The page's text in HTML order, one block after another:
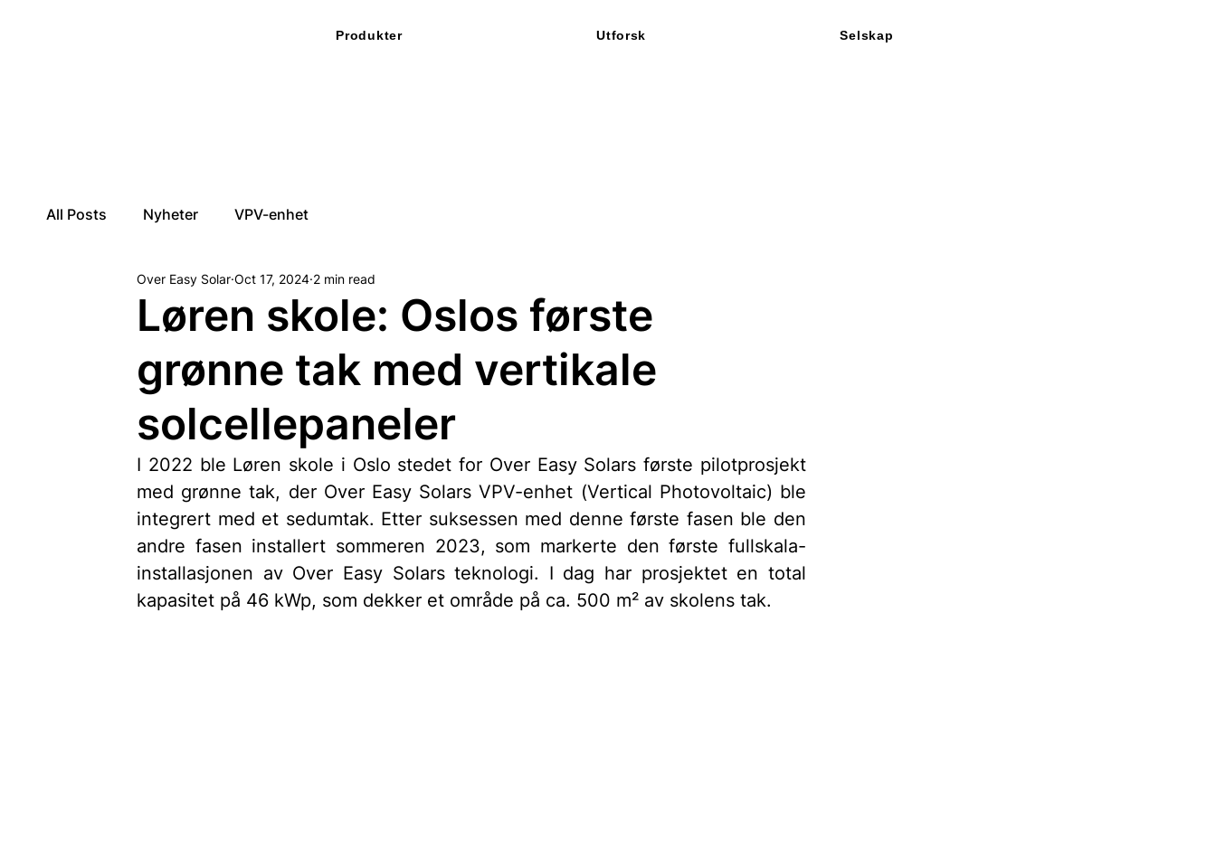
Produkter Utforsk Selskap
All Posts Nyheter VPV-enhet
Løren skole: Oslos første
grønne tak med vertikale
solcellepaneler
Over Easy Solar Oct 17, 2024 2 min read
I 2022 ble Løren skole i Oslo stedet for Over Easy Solars første pilotprosjekt
med grønne tak, der Over Easy Solars VPV-enhet (Vertical Photovoltaic) ble
integrert med et sedumtak. Etter suksessen med denne første fasen ble den
andre fasen installert sommeren 2023, som markerte den første fullskala-
installasjonen av Over Easy Solars teknologi. I dag har prosjektet en total
kapasitet på 46 kWp, som dekker et område på ca. 500 m² av skolens tak.